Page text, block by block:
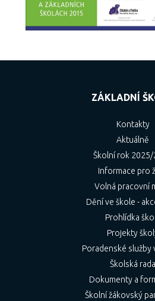
ZÁKLADNÍ
Kontakty
Aktuálně
Školní rok 2025/
Informace pro
Volná pracovní
Dění ve škole -
Prohlídka
Projekty
Poradenské služby
Školská rada
Dokumenty a
Školní žákovský